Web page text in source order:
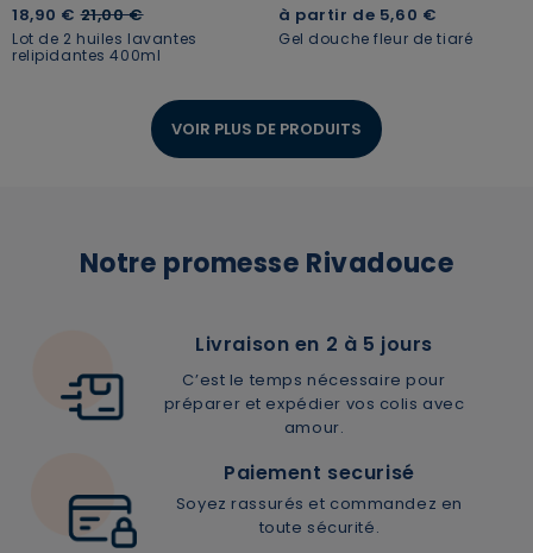
18,90 €Price reduced from
21,00 €to
Lot de 2 huiles lavantes
relipidantes 400ml
à partir de 5,60 €
Gel douche fleur de tiaré
VOIR PLUS DE PRODUITS
Notre promesse Rivadouce
Livraison en 2 à 5 jours
C’est le temps nécessaire pour
préparer et expédier vos colis avec
amour.
Paiement securisé
Soyez rassurés et commandez en
toute sécurité.